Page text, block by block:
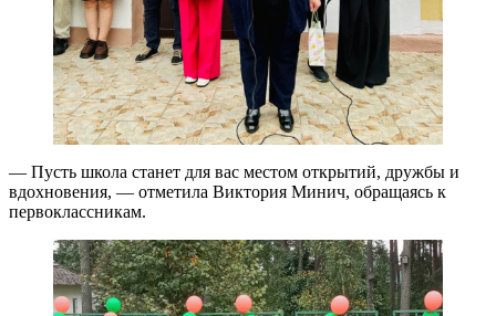
— Пусть школа станет для вас местом открытий, дружбы и
вдохновения, — отметила Виктория Минич, обращаясь к
первоклассникам.